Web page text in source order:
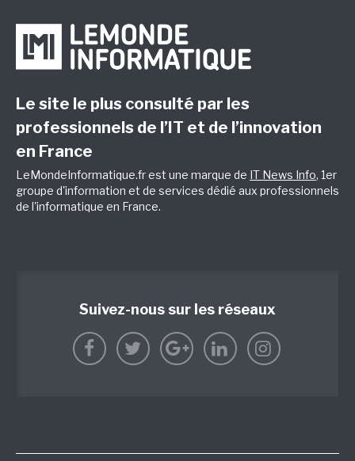
Le site le plus consulté par les
professionnels de l’IT et de l’innovation
en France
LeMondeInformatique.fr est une marque de IT News Info, 1er
groupe d'information et de services dédié aux professionnels
de l'informatique en France.
Suivez-nous sur les réseaux